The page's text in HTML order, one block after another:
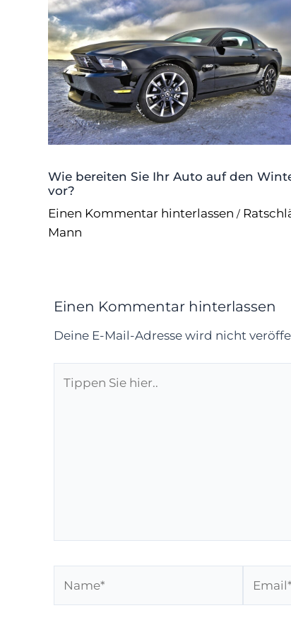
Wie bereiten Sie Ihr Auto auf den
vor?
Einen Kommentar hinterlassen /
Mann
Einen Kommentar hinterlassen
Deine E-Mail-Adresse wird nicht